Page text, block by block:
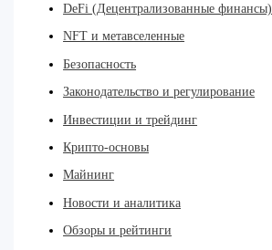
DeFi (Децентрализованные финансы)
NFT и метавселенные
Безопасность
Законодательство и регулирование
Инвестиции и трейдинг
Крипто-основы
Майнинг
Новости и аналитика
Обзоры и рейтинги